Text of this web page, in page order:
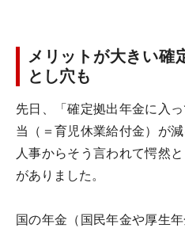
メリットが大きい確
とし穴も
先日、「確定拠出年金に入
当（＝育児休業給付金）が
人事からそう言われて愕然
がありました。
国の年金（国民年金や厚生